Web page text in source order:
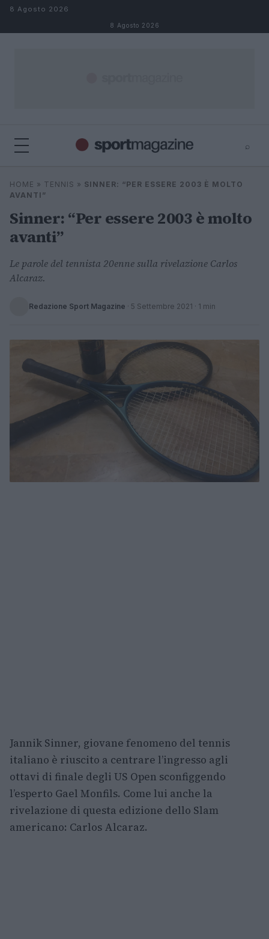
Salta al contenuto
8 Agosto 2026
8 Agosto 2026
⌕
Cerca
⌕
HOME » TENNIS » SINNER: “PER ESSERE 2003 È MOLTO
AVANTI”
Sinner: “Per essere 2003 è molto
avanti”
Le parole del tennista 20enne sulla rivelazione Carlos
Alcaraz.
Redazione Sport Magazine · 5 Settembre 2021 · 1 min
Jannik Sinner, giovane fenomeno del tennis
italiano è riuscito a centrare l’ingresso agli
ottavi di finale degli US Open sconfiggendo
l’esperto Gael Monfils. Come lui anche la
rivelazione di questa edizione dello Slam
americano: Carlos Alcaraz.